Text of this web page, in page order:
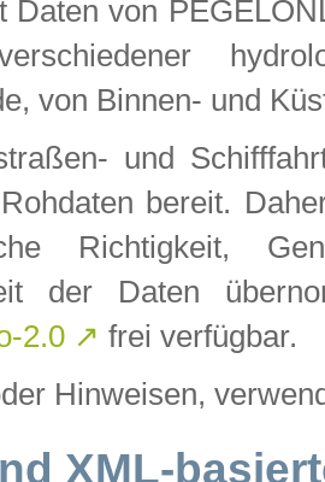
Daten von
von Binnen- und
und
bereit.
Richtigkeit,
der Daten
2.0 ↗ frei verfügbar.
Hinweisen,
XML-